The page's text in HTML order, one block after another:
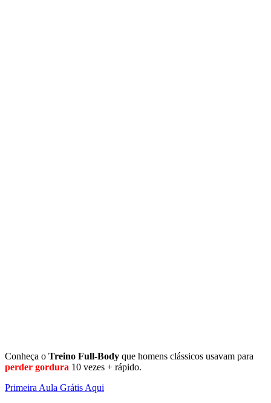
Conheça o Treino Full-Body que homens clássicos usavam para
perder gordura 10 vezes + rápido.
Primeira Aula Grátis Aqui